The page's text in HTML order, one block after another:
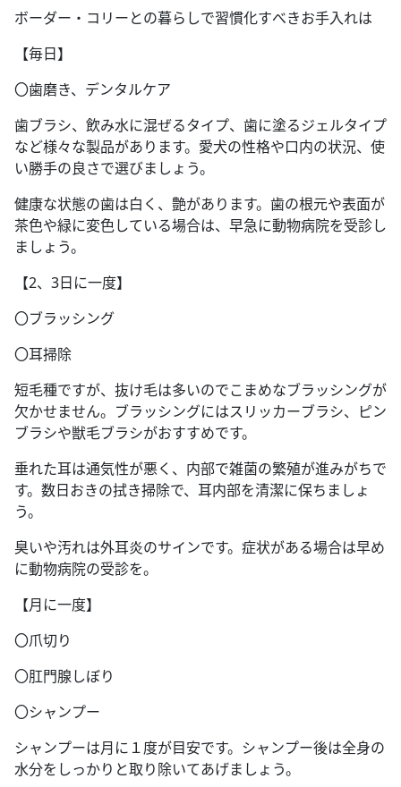
ボーダー・コリーとの暮らしで習慣化すべきお手入れは
【毎日】
〇歯磨き、デンタルケア
歯ブラシ、飲み水に混ぜるタイプ、歯に塗るジェルタイプ
など様々な製品があります。愛犬の性格や口内の状況、使
い勝手の良さで選びましょう。
健康な状態の歯は白く、艶があります。歯の根元や表面が
茶色や緑に変色している場合は、早急に動物病院を受診し
ましょう。
【2、3日に一度】
〇ブラッシング
〇耳掃除
短毛種ですが、抜け毛は多いのでこまめなブラッシングが
欠かせません。ブラッシングにはスリッカーブラシ、ピン
ブラシや獣毛ブラシがおすすめです。
垂れた耳は通気性が悪く、内部で雑菌の繁殖が進みがちで
す。数日おきの拭き掃除で、耳内部を清潔に保ちましょ
う。
臭いや汚れは外耳炎のサインです。症状がある場合は早め
に動物病院の受診を。
【月に一度】
〇爪切り
〇肛門腺しぼり
〇シャンプー
シャンプーは月に１度が目安です。シャンプー後は全身の
水分をしっかりと取り除いてあげましょう。